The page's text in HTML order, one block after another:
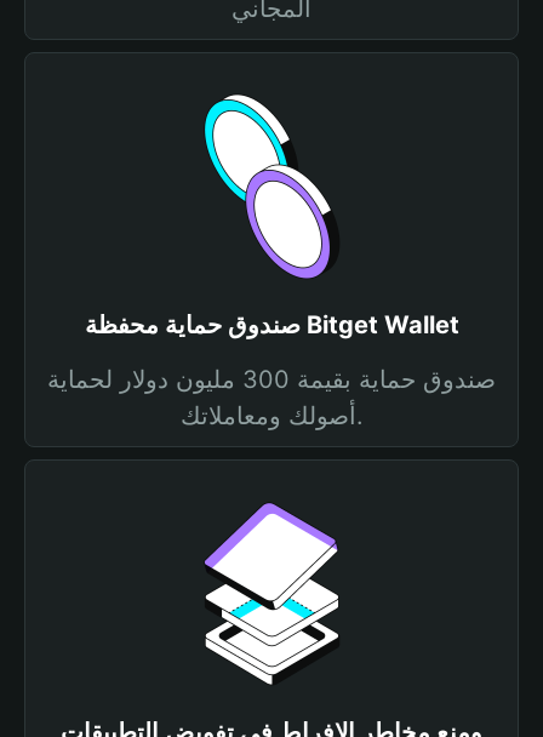
المجاني
صندوق حماية محفظة Bitget Wallet
صندوق حماية بقيمة 300 مليون دولار لحماية
أصولك ومعاملاتك.